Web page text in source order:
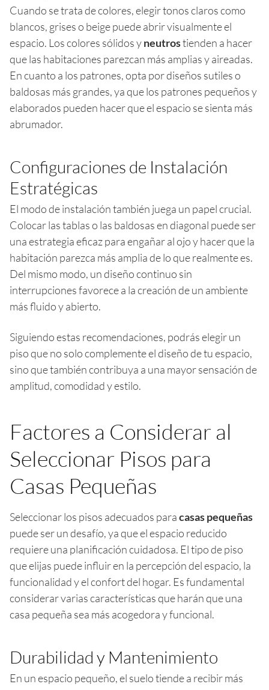
Cuando se trata de colores, elegir tonos claros como
blancos, grises o beige puede abrir visualmente el
espacio. Los colores sólidos yneutrostienden a hacer
que las habitaciones parezcan más amplias y aireadas.
En cuanto a los patrones, opta por diseños sutiles o
baldosas más grandes, ya que los patrones pequeños y
elaborados pueden hacer que el espacio se sienta más
abrumador.
Configuraciones de Instalación
Estratégicas
El modo de instalación también juega un papel crucial.
Colocar las tablas o las baldosas en diagonal puede ser
una estrategia eficaz para engañar al ojo y hacer que la
habitación parezca más amplia de lo que realmente es.
Del mismo modo, un diseño continuo sin
interrupciones favorece a la creación de un ambiente
más fluido y abierto.
Siguiendo estas recomendaciones, podrás elegir un
piso que no solo complemente el diseño de tu espacio,
sino que también contribuya a una mayor sensación de
amplitud, comodidad y estilo.
Factores a Considerar al
Seleccionar Pisos para
Casas Pequeñas
Seleccionar los pisos adecuados paracasas pequeñas
puede ser un desafío, ya que el espacio reducido
requiere una planificación cuidadosa. El tipo de piso
que elijas puede influir en la percepción del espacio, la
funcionalidad y el confort del hogar. Es fundamental
considerar varias características que harán que una
casa pequeña sea más acogedora y funcional.
Durabilidad y Mantenimiento
En un espacio pequeño, el suelo tiende a recibir más